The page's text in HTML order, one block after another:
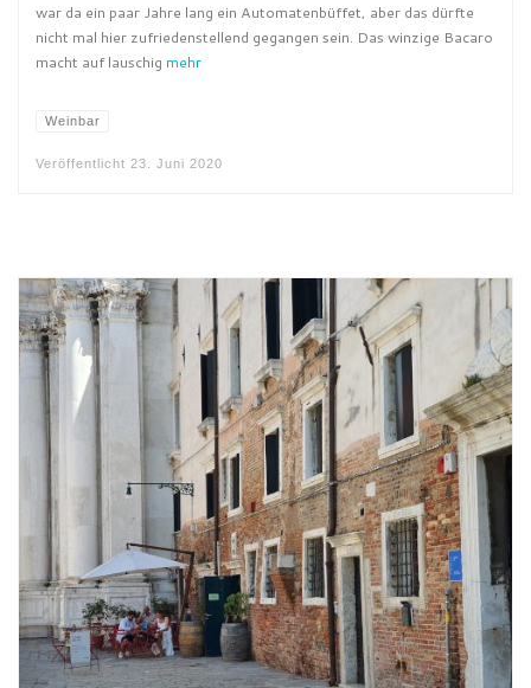
war da ein paar Jahre lang ein Automatenbüffet, aber das dürfte
nicht mal hier zufriedenstellend gegangen sein. Das winzige Bacaro
macht auf lauschig mehr
Weinbar
Veröffentlicht 23. Juni 2020